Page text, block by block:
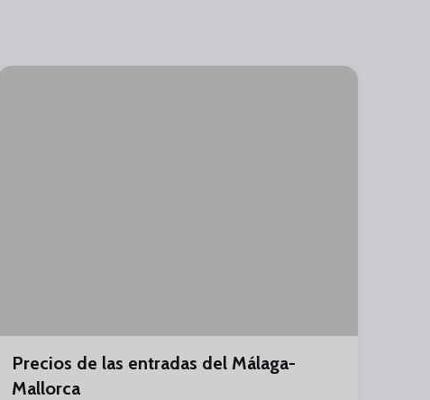
Precios de las entradas del Málaga-
Mallorca